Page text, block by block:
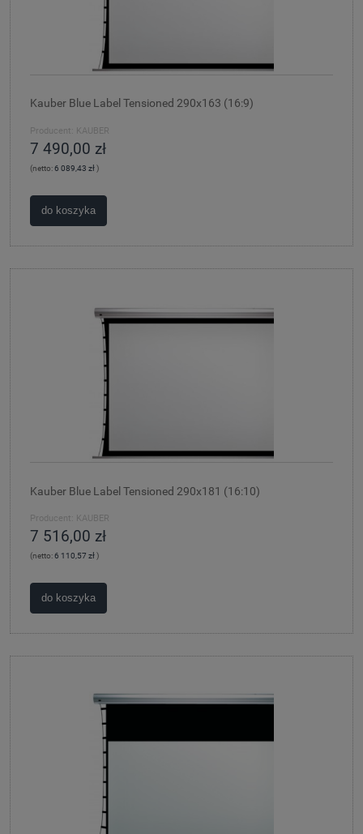
Kauber Blue Label Tensioned 290x163 (16:9)
Producent: KAUBER
7 490,00 zł
(netto:6 089,43 zł)
do koszyka
Kauber Blue Label Tensioned 290x181 (16:10)
Producent: KAUBER
7 516,00 zł
(netto:6 110,57 zł)
do koszyka